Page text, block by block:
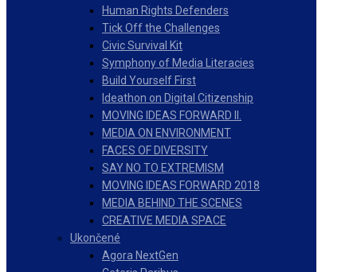
Human Rights Defenders
Tick Off the Challenges
Civic Survival Kit
Symphony of Media Literacies
Build Yourself First
Ideathon on Digital Citizenship
MOVING IDEAS FORWARD II.
MEDIA ON ENVIRONMENT
FACES OF DIVERSITY
SAY NO TO EXTREMISM
MOVING IDEAS FORWARD 2018
MEDIA BEHIND THE SCENES
CREATIVE MEDIA SPACE
Ukončené
Agora NextGen